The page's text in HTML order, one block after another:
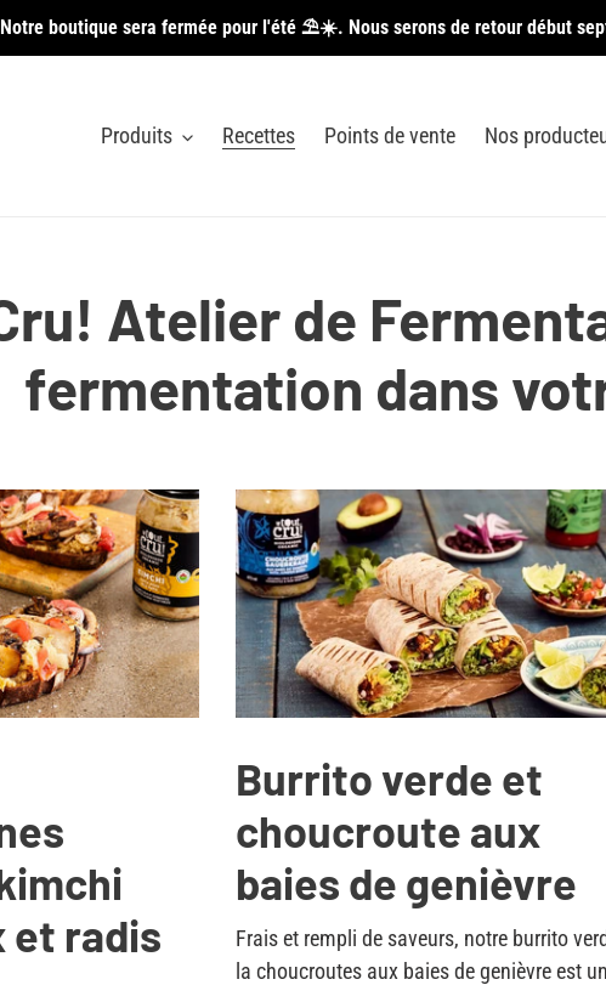
Notre boutique sera fermée pour l'été ⛱️☀️. Nous serons de retour début
Produits Recettes Points de vente Nos
Atelier de
fermentation dans
et radis
Burrito verde et
choucroute aux
baies de genièvre
Frais et rempli de saveurs, notre burrito
la choucroutes aux baies de genièvre est un